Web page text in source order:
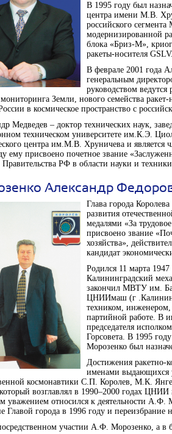
В 1995 году был
центра имени М.В.
российского
модернизированной
блока «Бриз-М»,
ракеты-носителя GSLV.
В феврале 2001 года
генеральным
руководством
Земли, нового семейства
в космическое пространство с
Медведев – доктор технических наук,
техническом университете им.К.Э.
центра им.М.В. Хруничева и
ему присвоено почетное звание
РФ в области науки и
Александр
Глава города
развития
медалями «За
присвоено звание
хозяйства»,
кандидат
Родился 11 марта
Калининградский
закончил МВТУ им.
ЦНИИмаш (г
техником,
партийной работе. В
председателя
Горсовета. В 1995
Морозенко был
Достижения ракетно-
именами выдающихся
космонавтики С.П. Королев, М.К.
возглавлял в 1990–2000 годах
уважением относился к деятельности А.Ф.
Главой города в 1996 году и переизбрание
участии А.Ф. Морозенко, а в